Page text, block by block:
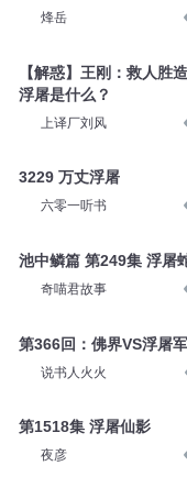
烽岳
【解惑】王刚：救人胜
浮屠是什么？
上译厂刘风
3229 万丈浮屠
六零一听书
池中鳞篇 第249集 浮屠
奇喵君故事
第366回：佛界VS浮屠军
说书人火火
第1518集 浮屠仙影
夜彦